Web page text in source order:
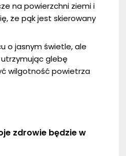
na powierzchni ziemi i
że pąk jest skierowany
o jasnym świetle, ale
glebę
wilgotność powietrza
zdrowie będzie w